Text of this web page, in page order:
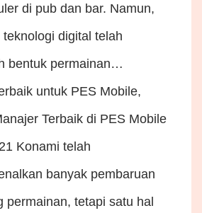
di pub dan bar. Namun,
teknologi digital telah
bentuk permainan…
untuk PES Mobile,
Terbaik di PES Mobile
Konami telah
banyak pembaruan
permainan, tetapi satu hal